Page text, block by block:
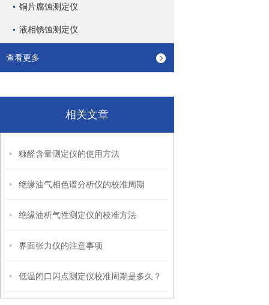
铜片腐蚀测定仪
液相锈蚀测定仪
查看更多
相关文章
糠醛含量测定仪的使用方法
绝缘油气相色谱分析仪的校准周期
绝缘油析气性测定仪的校准方法
界面张力仪的注意事项
低温闭口闪点测定仪校准周期是多久？